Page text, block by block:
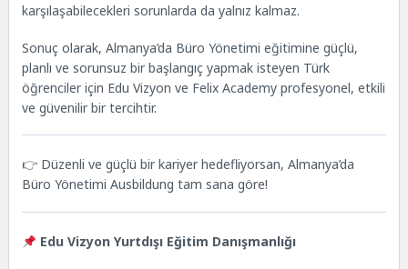
karşılaşabilecekleri sorunlarda da yalnız kalmaz.
Sonuç olarak, Almanya’da Büro Yönetimi eğitimine güçlü,
planlı ve sorunsuz bir başlangıç yapmak isteyen Türk
öğrenciler için Edu Vizyon ve Felix Academy profesyonel, etkili
ve güvenilir bir tercihtir.
👉 Düzenli ve güçlü bir kariyer hedefliyorsan, Almanya’da
Büro Yönetimi Ausbildung tam sana göre!
Edu VizyonYurtdışı Eğitim Danışmanlığı